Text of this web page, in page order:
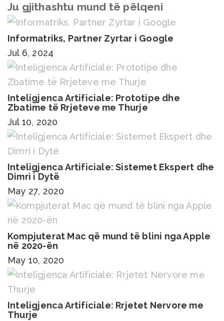
Ju gjithashtu mund të pëlqeni
Informatriks, Partner Zyrtar i Google
Jul 6, 2024
Inteligjenca Artificiale: Prototipe dhe
Zbatime të Rrjeteve me Thurje
Jul 10, 2020
Inteligjenca Artificiale: Sistemet Ekspert dhe
Dimri i Dytë
May 27, 2020
Kompjuterat Mac që mund të blini nga Apple
në 2020-ën
May 10, 2020
Inteligjenca Artificiale: Rrjetet Nervore me
Thurje